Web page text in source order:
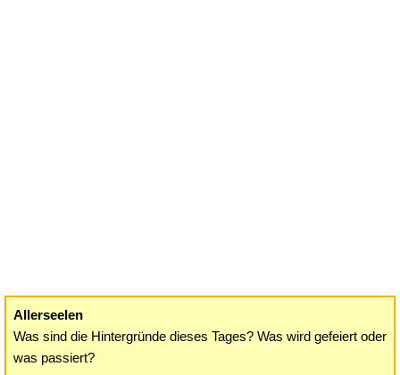
Allerseelen
Was sind die Hintergründe dieses Tages? Was wird gefeiert oder
was passiert?